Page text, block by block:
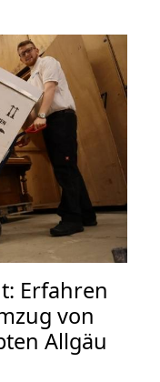
Erfahren
von
Allgäu